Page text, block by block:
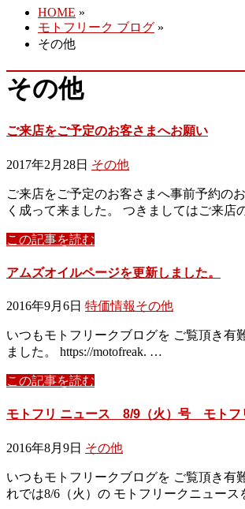
HOME »
モトフリーク ブログ »
その他
その他
ご来店をご予定のお客さまへお願い
2017年2月28日 その他
ご来店をご予定のお客さまへ事前予約の
く成って来ました。 つきましてはご来店
この記事を読む
アムズオイルページを更新しました。
2016年9月6日 特価情報その他
いつもモトフリークブログを ご覧頂き有
ました。 https://motofreak. …
この記事を読む
モトフリ ニュース 8/9（火）号 モトフ
2016年8月9日 その他
いつもモトフリークブログを ご覧頂き有
れでは8/6（火）の モトフリークニュー